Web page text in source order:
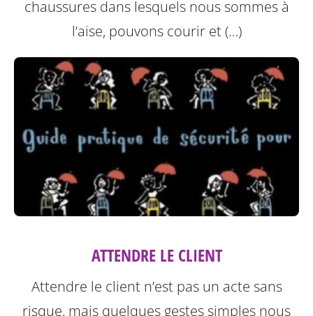
chaussures dans lesquels nous sommes à
l’aise, pouvons courir et (…)
ATTENDRE LE CLIENT
Attendre le client n’est pas un acte sans
risque, mais quelques gestes simples nous